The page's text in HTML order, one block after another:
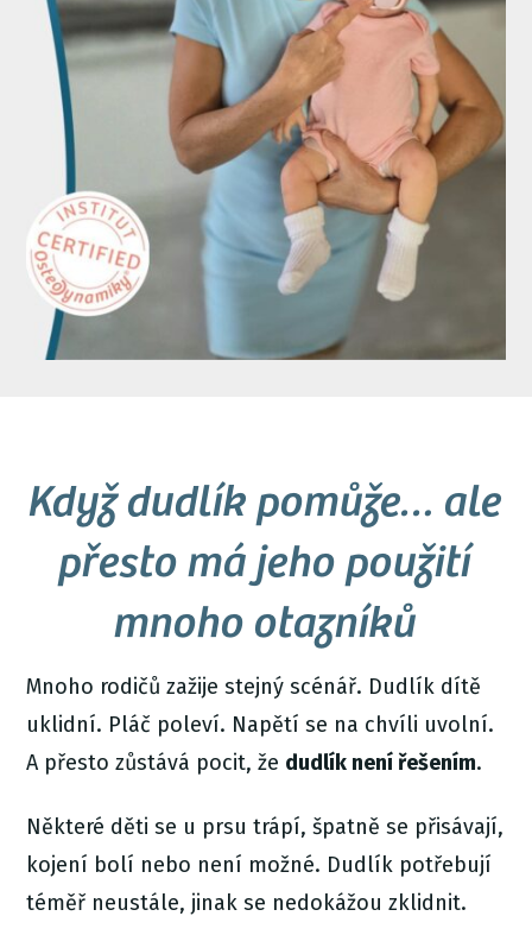
Když dudlík pomůže… ale
přesto má jeho použití
mnoho otazníků
Mnoho rodičů zažije stejný scénář. Dudlík dítě
uklidní. Pláč poleví. Napětí se na chvíli uvolní.
A přesto zůstává pocit, že dudlík není řešením.
Některé děti se u prsu trápí, špatně se přisávají,
kojení bolí nebo není možné. Dudlík potřebují
téměř neustále, jinak se nedokážou zklidnit.